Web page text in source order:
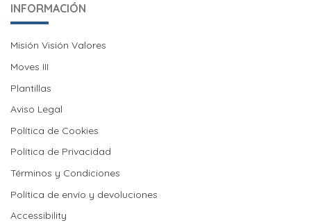
INFORMACIÓN
Misión Visión Valores
Misión Visión Valores
Moves III
Moves III
Plantillas
Aviso Legal
Política de Cookies
Política de Cookies
Política de Privacidad
Términos y Condiciones
Política de envío y devoluciones
Política de envío y devoluciones
Accessibility